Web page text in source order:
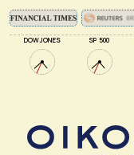
DOW JONES SP 500